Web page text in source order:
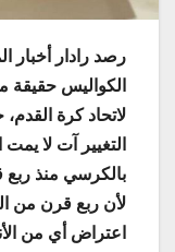
رصد رادار أخبار
الكواليس حقيقة
لاتحاد كرة
التغيير آت لا
بالكرسي منذ
لأن ربع قرن من
اعتراض أي من